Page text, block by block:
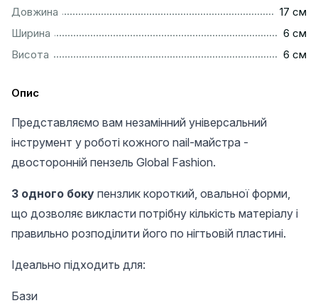
Довжина
17 см
Ширина
6 см
Висота
6 см
Опис
Представляємо вам незамінний універсальний
інструмент у роботі кожного nail-майстра -
двосторонній пензель Global Fashion.
З одного боку пензлик короткий, овальної форми,
що дозволяє викласти потрібну кількість матеріалу і
правильно розподілити його по нігтьовій пластині.
Ідеально підходить для:
Бази